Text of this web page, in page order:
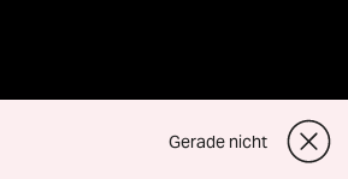
Gerade nicht